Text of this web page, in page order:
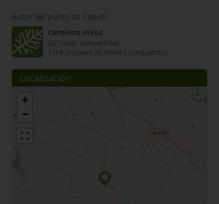
Autor del punto de interés
caminos vivos
227 rutas compartidas
1508 enclaves de interés compartidos
Localización
+
−